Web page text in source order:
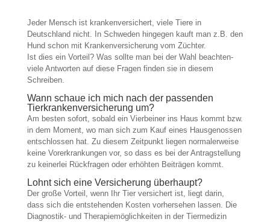
Jeder Mensch ist krankenversichert, viele Tiere in
Deutschland nicht. In Schweden hingegen kauft man z.B. den
Hund schon mit Krankenversicherung vom Züchter.
Ist dies ein Vorteil? Was sollte man bei der Wahl beachten-
viele Antworten auf diese Fragen finden sie in diesem
Schreiben.
Wann schaue ich mich nach der passenden
Tierkrankenversicherung um?
Am besten sofort, sobald ein Vierbeiner ins Haus kommt bzw.
in dem Moment, wo man sich zum Kauf eines Hausgenossen
entschlossen hat. Zu diesem Zeitpunkt liegen normalerweise
keine Vorerkrankungen vor, so dass es bei der Antragstellung
zu keinerlei Rückfragen oder erhöhten Beiträgen kommt.
Lohnt sich eine Versicherung überhaupt?
Der große Vorteil, wenn Ihr Tier versichert ist, liegt darin,
dass sich die entstehenden Kosten vorhersehen lassen. Die
Diagnostik- und Therapiemöglichkeiten in der Tiermedizin